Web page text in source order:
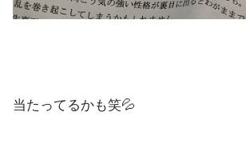
当たってるかも笑💦